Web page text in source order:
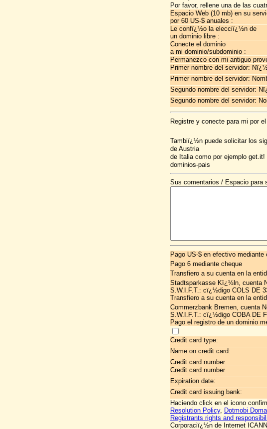
Por favor, rellene una de las
Espacio Web (10 mb) en su
por 60 US-$ anuales :
Le confï¿½o la elecciï¿½n de
un dominio libre :
Conecte el dominio
a mi dominio/subdominio :
Permanezco con mi antiguo
Primer nombre del servidor:
Primer nombre del servidor:
Segundo nombre del servidor:
Segundo nombre del servidor:
Registre y conecte para mi por
Tambiï¿½n puede solicitar los
de Austria
de Italia como por ejemplo get.it!
dominios-pais
Sus comentarios / Espacio para
Pago US-$ en efectivo mediante
Pago 6 mediante cheque
Transfiero a su cuenta en la
Stadtsparkasse Kï¿½ln, cuenta
S.W.I.F.T.: cï¿½digo COLS DE
Transfiero a su cuenta en la
Commerzbank Bremen, cuenta
S.W.I.F.T.: cï¿½digo COBA DE
Pago el registro de un dominio
Credit card type:
Name on credit card:
Credit card number
Credit card number
Expiration date:
Credit card issuing bank:
Haciendo click en el icono
Resolution Policy, Dotmobi
Registrants rights and
Corporaciï¿½n de Internet